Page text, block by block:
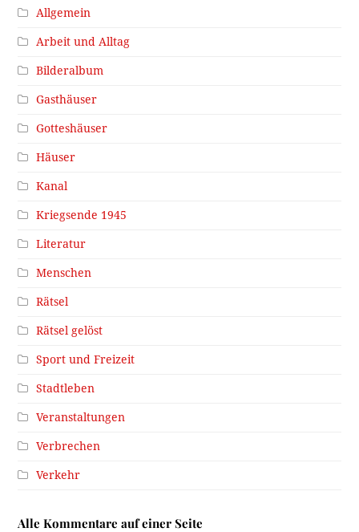
Allgemein
Arbeit und Alltag
Bilderalbum
Gasthäuser
Gotteshäuser
Häuser
Kanal
Kriegsende 1945
Literatur
Menschen
Rätsel
Rätsel gelöst
Sport und Freizeit
Stadtleben
Veranstaltungen
Verbrechen
Verkehr
Alle Kommentare auf einer Seite